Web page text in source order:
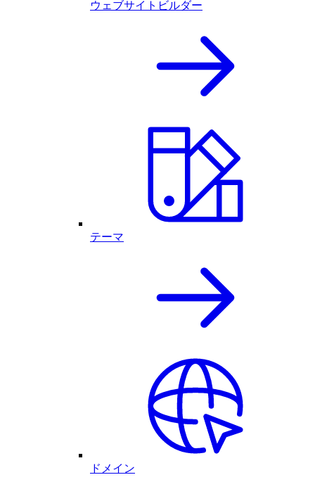
ウェブサイトビルダー
テーマ
ドメイン